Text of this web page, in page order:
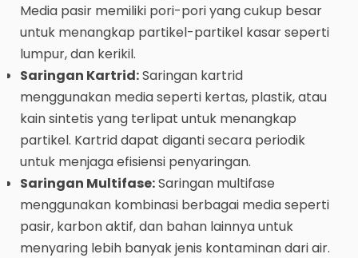
Media pasir memiliki pori-pori yang cukup besar
untuk menangkap partikel-partikel kasar seperti
lumpur, dan kerikil.
Saringan Kartrid:Saringan kartrid
menggunakan media seperti kertas, plastik, atau
kain sintetis yang terlipat untuk menangkap
partikel. Kartrid dapat diganti secara periodik
untuk menjaga efisiensi penyaringan.
Saringan Multifase:Saringan multifase
menggunakan kombinasi berbagai media seperti
pasir, karbon aktif, dan bahan lainnya untuk
menyaring lebih banyak jenis kontaminan dari air.